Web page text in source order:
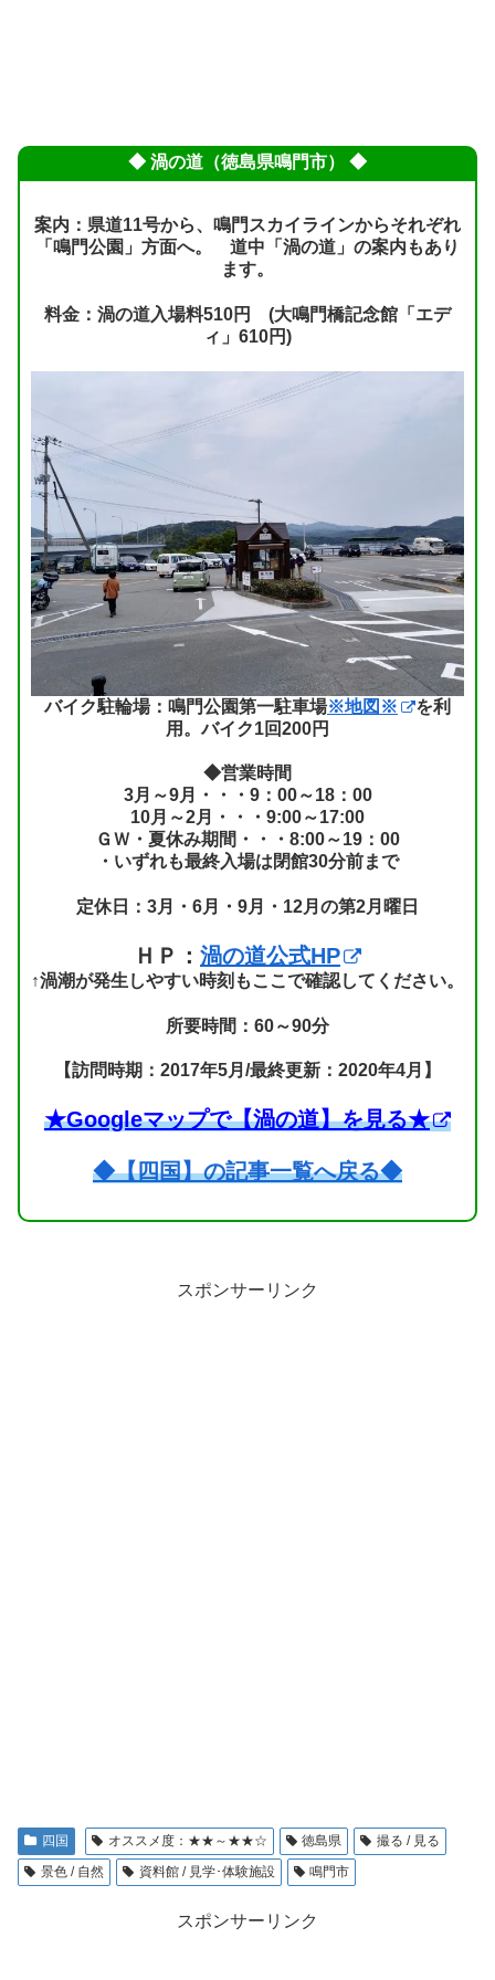
◆ 渦の道（徳島県鳴門市） ◆
案内：県道11号から、鳴門スカイラインからそれぞれ
「鳴門公園」方面へ。 道中「渦の道」の案内もあり
ます。
料金：渦の道入場料510円 (大鳴門橋記念館「エデ
ィ」610円)
バイク駐輪場：鳴門公園第一駐車場※地図※
を利
用。バイク1回200円
◆営業時間
3月～9月・・・9：00～18：00
10月～2月・・・9:00～17:00
ＧＷ・夏休み期間・・・8:00～19：00
・いずれも最終入場は閉館30分前まで
定休日：3月・6月・9月・12月の第2月曜日
ＨＰ： 渦の道公式HP
↑渦潮が発生しやすい時刻もここで確認してください。
所要時間：60～90分
【訪問時期：2017年5月/最終更新：2020年4月】
★Googleマップで【渦の道】を見る★
◆【四国】の記事一覧へ戻る◆
スポンサーリンク
四国 オススメ度：★★～★★☆ 徳島県
撮る / 見る
景色 / 自然
資料館 / 見学･体験施設 鳴門市
スポンサーリンク